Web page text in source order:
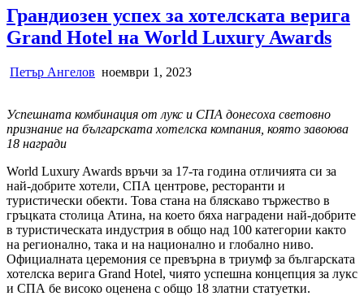
Грандиозен успех за хотелската верига
Grand Hotel на World Luxury Awards
Петър Ангелов ноември 1, 2023
Успешната комбинация от лукс и СПА донесоха световно
признание на българската хотелска компания, която завоюва
18 награди
World Luxury Awards връчи за 17-та година отличията си за
най-добрите хотели, СПА центрове, ресторанти и
туристически обекти. Това стана на бляскаво тържество в
гръцката столица Атина, на което бяха наградени най-добрите
в туристическата индустрия в общо над 100 категории както
на регионално, така и на национално и глобално ниво.
Официалната церемония се превърна в триумф за българската
хотелска верига Grand Hotel, чиято успешна концепция за лукс
и СПА бе високо оценена с общо 18 златни статуетки.